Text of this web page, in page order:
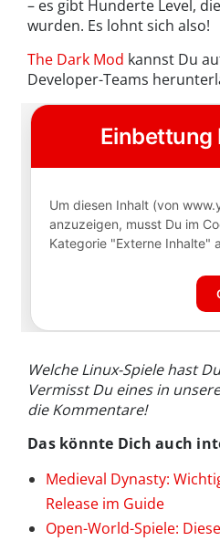
– es gibt Hunderte Level,
wurden. Es lohnt sich also!
The Dark Mod kannst Du
Developer-Teams
Welche Linux-Spiele hast
Vermisst Du eines in
die Kommentare!
Das könnte Dich auch
Medieval Dynasty:
Release im Guide
Open-World-Spiele: